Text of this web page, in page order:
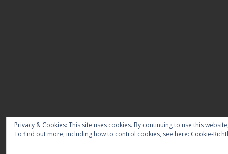
Privacy & Cookies: This site uses cookies. By continuing to use this
To find out more, including how to control cookies, see here: Cookie-